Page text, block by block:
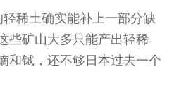
稀土确实能补上一部分缺
些矿山大多只能产出轻稀
和铽，还不够日本过去一个